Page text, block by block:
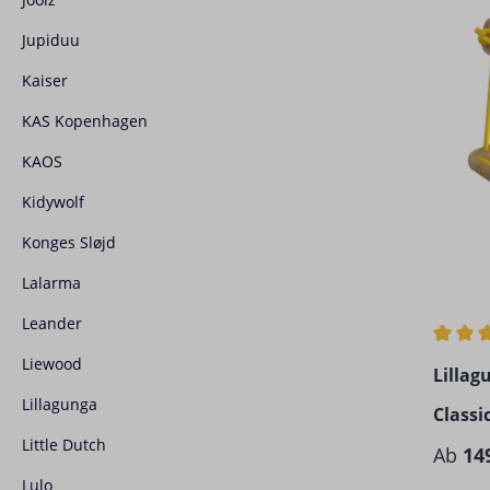
Jupiduu
Kaiser
KAS Kopenhagen
KAOS
Kidywolf
Konges Sløjd
Lalarma
Leander
Liewood
Lillagunga
Little Dutch
Lulo
Ab